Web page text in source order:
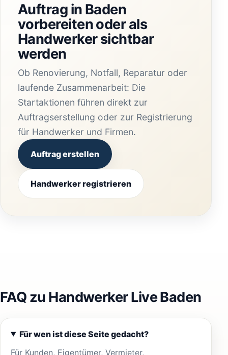
Auftrag in Baden
vorbereiten oder als
Handwerker sichtbar
werden
Ob Renovierung, Notfall, Reparatur oder
laufende Zusammenarbeit: Die
Startaktionen führen direkt zur
Auftragserstellung oder zur Registrierung
für Handwerker und Firmen.
Auftrag erstellen
Handwerker registrieren
FAQ zu Handwerker Live Baden
Für wen ist diese Seite gedacht?
Für Kunden, Eigentümer, Vermieter,